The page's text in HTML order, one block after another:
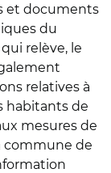
et documents
du
relève, le
relatives à
habitants de
mesures de
commune de